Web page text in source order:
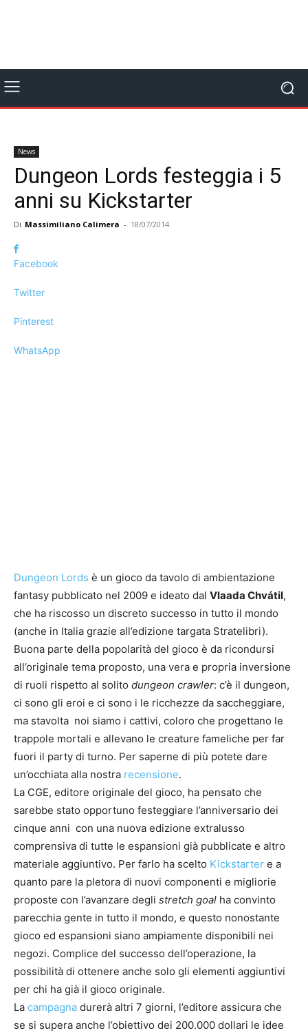
News
Dungeon Lords festeggia i 5
anni su Kickstarter
Di Massimiliano Calimera - 18/07/2014
Facebook
Twitter
Pinterest
WhatsApp
Dungeon Lords è un gioco da tavolo di ambientazione
fantasy pubblicato nel 2009 e ideato dal Vlaada Chvátil,
che ha riscosso un discreto successo in tutto il mondo
(anche in Italia grazie all’edizione targata Stratelibri).
Buona parte della popolarità del gioco è da ricondursi
all’originale tema proposto, una vera e propria inversione
di ruoli rispetto al solito dungeon crawler: c’è il dungeon,
ci sono gli eroi e ci sono i le ricchezze da saccheggiare,
ma stavolta noi siamo i cattivi, coloro che progettano le
trappole mortali e allevano le creature fameliche per far
fuori il party di turno. Per saperne di più potete dare
un’occhiata alla nostra recensione.
La CGE, editore originale del gioco, ha pensato che
sarebbe stato opportuno festeggiare l’anniversario dei
cinque anni con una nuova edizione extralusso
comprensiva di tutte le espansioni già pubblicate e altro
materiale aggiuntivo. Per farlo ha scelto Kickstarter e a
quanto pare la pletora di nuovi componenti e migliorie
proposte con l’avanzare degli stretch goal ha convinto
parecchia gente in tutto il mondo, e questo nonostante
gioco ed espansioni siano ampiamente disponibili nei
negozi. Complice del successo dell’operazione, la
possibilità di ottenere anche solo gli elementi aggiuntivi
per chi ha già il gioco originale.
La campagna durerà altri 7 giorni, l’editore assicura che
se si supera anche l’obiettivo dei 200.000 dollari le idee